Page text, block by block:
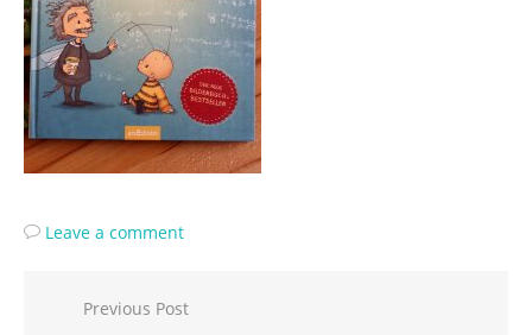
Leave a comment
Beitragsnavigation
Previous Post